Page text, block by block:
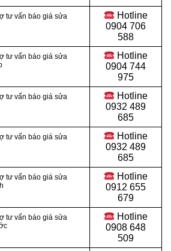
tư vấn báo giá sửa
Hotline
0904 706
588
tư vấn báo giá sửa
Hotline
0904 744
975
tư vấn báo giá sửa
Hotline
0932 489
685
tư vấn báo giá sửa
Hotline
0932 489
685
tư vấn báo giá sửa
Hotline
0912 655
679
tư vấn báo giá sửa
Hotline
0908 648
509